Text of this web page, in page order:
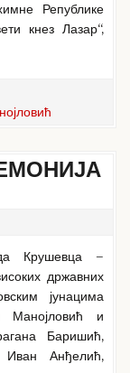
Републике
кнез Лазар“,
Крушевца –
државних
јунацима
Манојловић и
Баришић,
Иван Анђелић,